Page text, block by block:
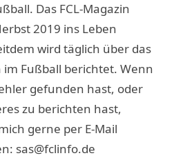
Das FCL-Magazin
2019 ins Leben
wird täglich über das
im Fußball berichtet. Wenn
gefunden hast, oder
zu berichten hast,
gerne per E-Mail
sas@fclinfo.de